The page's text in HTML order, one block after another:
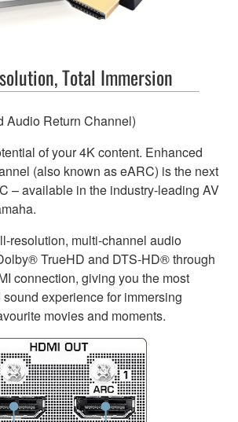
Total Immersion
Audio Return Channel)
of your 4K content. Enhanced
(also known as eARC) is the next
– available in the industry-leading AV
resolution, multi-channel audio
TrueHD and DTS-HD® through
connection, giving you the most
experience for immersing
movies and moments.